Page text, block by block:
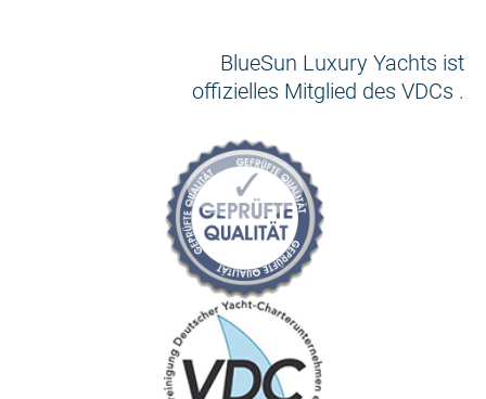
BlueSun Luxury Yachts ist
offizielles Mitglied des VDCs .